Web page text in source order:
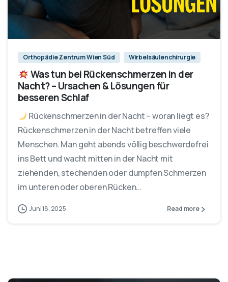
Orthopädie Zentrum Wien Süd Wirbelsäulenchirurgie
Was tun bei Rückenschmerzen in der
Nacht? – Ursachen & Lösungen für
besseren Schlaf
Rückenschmerzen in der Nacht – woran liegt es?
Rückenschmerzen in der Nacht betreffen viele
Menschen. Man geht abends völlig beschwerdefrei
ins Bett und wacht mitten in der Nacht mit
ziehenden, stechenden oder dumpfen Schmerzen
im unteren oder oberen Rücken...
Juni 18, 2025 Read more